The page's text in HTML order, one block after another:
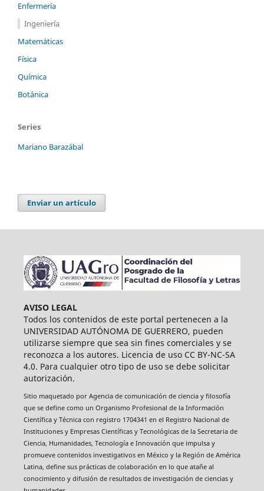
Enfermería
Ingeniería
Matemáticas
Física
Química
Botánica
Series
Mariano Barazábal
Enviar un artículo
AVISO LEGAL
Todos los contenidos de este portal pertenecen a la
UNIVERSIDAD AUTÓNOMA DE GUERRERO, pueden
utilizarse siempre que sea sin fines comerciales y se
reconozca a los autores. Licencia de uso CC BY-NC-SA
4.0. Para cualquier otro tipo de uso se debe solicitar
autorización.
Sitio maquetado por Agencia de comunicación de ciencia y filosofía
que se define como un Organismo Profesional de la Información
Científica y Técnica con registro 1704341 en el Registro Nacional de
Instituciones y Empresas Científicas y Tecnológicas de la Secretaria de
Ciencia, Humanidades, Tecnología e Innovación que impulsa y
promueve contenidos investigativos en México y la Región de América
Latina, define sus prácticas de colaboración en lo que atañe al
conocimiento y difusión de resultados de investigación de ciencias y